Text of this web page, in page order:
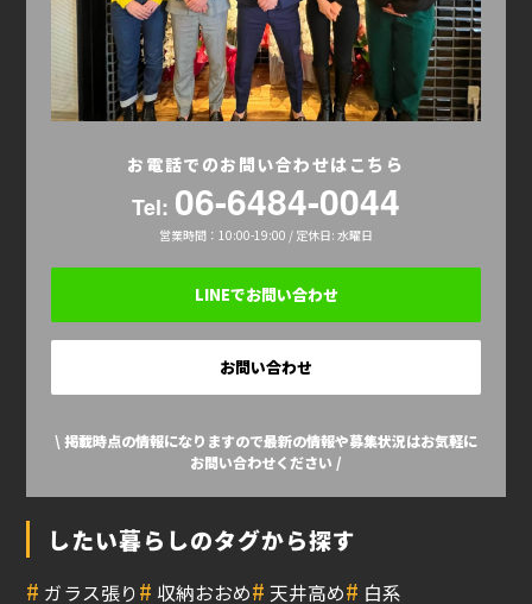
お電話でのお問い合わせはこちら
Tel: 06-6484-0044
営業時間：10:00-19:00 / 定休日: 水曜日
LINEでお問い合わせ
お問い合わせ
\ 掲載時点の情報になりますので最新の情報や募集状況はお気軽に
お問い合わせください /
したい暮らしのタグから探す
# ガラス張り# 収納おおめ# 天井高め# 白系